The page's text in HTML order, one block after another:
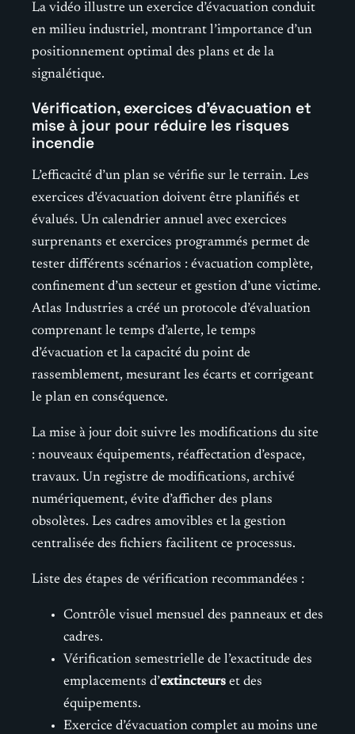
La vidéo illustre un exercice d’évacuation conduit
en milieu industriel, montrant l’importance d’un
positionnement optimal des plans et de la
signalétique.
Vérification, exercices d’évacuation et
mise à jour pour réduire les risques
incendie
L’efficacité d’un plan se vérifie sur le terrain. Les
exercices d’évacuation doivent être planifiés et
évalués. Un calendrier annuel avec exercices
surprenants et exercices programmés permet de
tester différents scénarios : évacuation complète,
confinement d’un secteur et gestion d’une victime.
Atlas Industries a créé un protocole d’évaluation
comprenant le temps d’alerte, le temps
d’évacuation et la capacité du point de
rassemblement, mesurant les écarts et corrigeant
le plan en conséquence.
La mise à jour doit suivre les modifications du site
: nouveaux équipements, réaffectation d’espace,
travaux. Un registre de modifications, archivé
numériquement, évite d’afficher des plans
obsolètes. Les cadres amovibles et la gestion
centralisée des fichiers facilitent ce processus.
Liste des étapes de vérification recommandées :
Contrôle visuel mensuel des panneaux et des
cadres.
Vérification semestrielle de l’exactitude des
emplacements d’extincteurs et des
équipements.
Exercice d’évacuation complet au moins une